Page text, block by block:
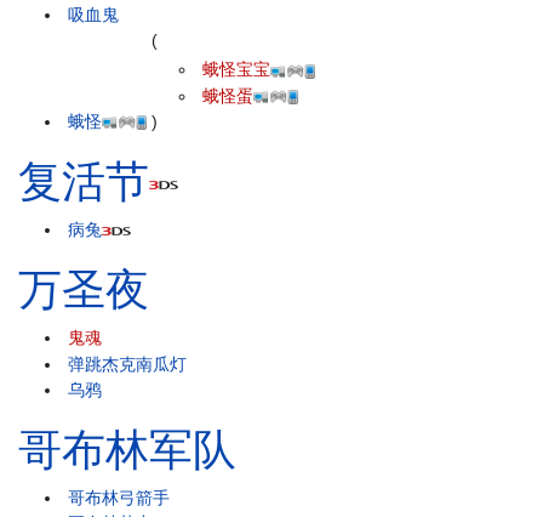
吸血鬼
蛾怪
(
蛾怪宝宝
蛾怪蛋
)
复活节
病兔
万圣夜
鬼魂
弹跳杰克南瓜灯
乌鸦
哥布林军队
哥布林弓箭手